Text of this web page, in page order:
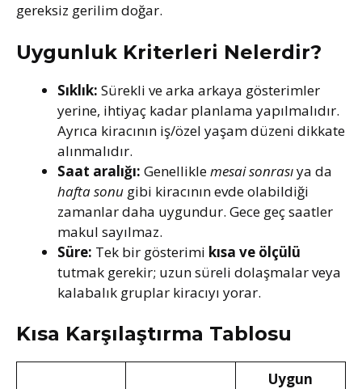
gereksiz gerilim doğar.
Uygunluk Kriterleri Nelerdir?
Sıklık: Sürekli ve arka arkaya gösterimler
yerine, ihtiyaç kadar planlama yapılmalıdır.
Ayrıca kiracının iş/özel yaşam düzeni dikkate
alınmalıdır.
Saat aralığı: Genelliklemesai sonrasıya da
hafta sonu gibi kiracının evde olabildiği
zamanlar daha uygundur. Gece geç saatler
makul sayılmaz.
Süre: Tek bir gösterimi kısa ve ölçülü
tutmak gerekir; uzun süreli dolaşmalar veya
kalabalık gruplar kiracıyı yorar.
Kısa Karşılaştırma Tablosu
Uygun